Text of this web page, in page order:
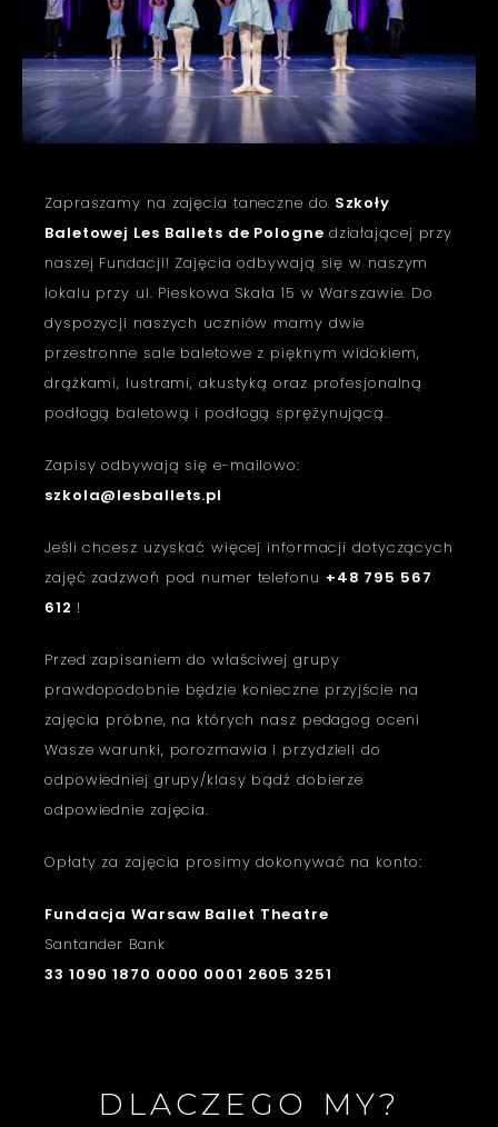
Zapraszamy na zajęcia taneczne do Szkoły
Baletowej Les Ballets de Pologne działającej przy
naszej Fundacji! Zajęcia odbywają się w naszym
lokalu przy ul. Pieskowa Skała 15 w Warszawie. Do
dyspozycji naszych uczniów mamy dwie
przestronne sale baletowe z pięknym widokiem,
drążkami, lustrami, akustyką oraz profesjonalną
podłogą baletową i podłogą sprężynującą.
Zapisy odbywają się e-mailowo:
szkola@lesballets.pl
Jeśli chcesz uzyskać więcej informacji dotyczących
zajęć zadzwoń pod numer telefonu +48 795 567
612 !
Przed zapisaniem do właściwej grupy
prawdopodobnie będzie konieczne przyjście na
zajęcia próbne, na których nasz pedagog oceni
Wasze warunki, porozmawia i przydzieli do
odpowiedniej grupy/klasy bądź dobierze
odpowiednie zajęcia.
Opłaty za zajęcia prosimy dokonywać na konto:
Fundacja Warsaw Ballet Theatre
Santander Bank
33 1090 1870 0000 0001 2605 3251
DLACZEGO MY?